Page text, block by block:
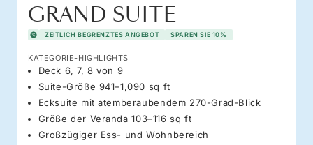
GRAND SUITE
ZEITLICH BEGRENZTES ANGEBOT SPAREN SIE 10%
KATEGORIE-HIGHLIGHTS
Deck 6, 7, 8 von 9
Suite-Größe 941–1,090 sq ft
Ecksuite mit atemberaubendem 270-Grad-Blick
Größe der Veranda 103–116 sq ft
Großzügiger Ess- und Wohnbereich